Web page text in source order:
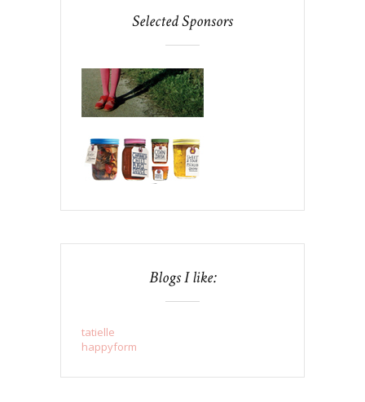
Selected Sponsors
Blogs I like:
tatielle
happyform